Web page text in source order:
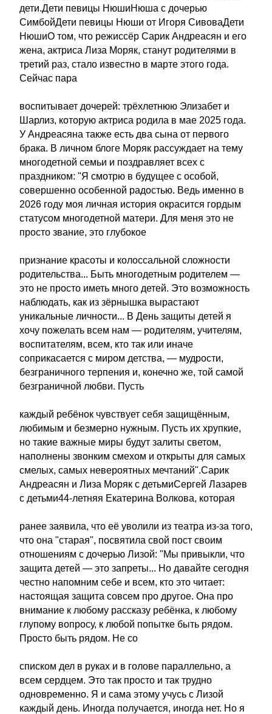
дети.Дети певицы НюшиНюша с дочерью
СимбойДети певицы Нюши от Игоря СивоваДети
НюшиО том, что режиссёр Сарик Андреасян и его
жена, актриса Лиза Моряк, станут родителями в
третий раз, стало известно в марте этого года.
Сейчас пара
воспитывает дочерей: трёхлетнюю Элизабет и
Шарлиз, которую актриса родила в мае 2025 года.
У Андреасяна также есть два сына от первого
брака. В личном блоге Моряк рассуждает на тему
многодетной семьи и поздравляет всех с
праздником: "Я смотрю в будущее с особой,
совершенно особенной радостью. Ведь именно в
2026 году моя личная история окрасится гордым
статусом многодетной матери. Для меня это не
просто звание, это глубокое
признание красоты и колоссальной сложности
родительства... Быть многодетным родителем —
это не просто иметь много детей. Это возможность
наблюдать, как из зёрнышка вырастают
уникальные личности... В День защиты детей я
хочу пожелать всем нам — родителям, учителям,
воспитателям, всем, кто так или иначе
соприкасается с миром детства, — мудрости,
безграничного терпения и, конечно же, той самой
безграничной любви. Пусть
каждый ребёнок чувствует себя защищённым,
любимым и безмерно нужным. Пусть их хрупкие,
но такие важные миры будут залиты светом,
наполнены звонким смехом и открыты для самых
смелых, самых невероятных мечтаний".Сарик
Андреасян и Лиза Моряк с детьмиСергей Лазарев
с детьми44-летняя Екатерина Волкова, которая
ранее заявила, что её уволили из театра из-за того,
что она "старая", посвятила свой пост своим
отношениям с дочерью Лизой: "Мы привыкли, что
защита детей — это запреты... Но давайте сегодня
честно напомним себе и всем, кто это читает:
настоящая защита совсем про другое. Она про
внимание к любому рассказу ребёнка, к любому
глупому вопросу, к любой попытке быть рядом.
Просто быть рядом. Не со
списком дел в руках и в голове параллельно, а
всем сердцем. Это так просто и так трудно
одновременно. Я и сама этому учусь с Лизой
каждый день. Иногда получается, иногда нет. Но я